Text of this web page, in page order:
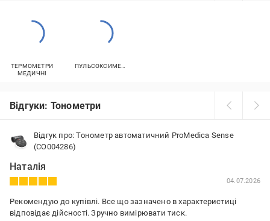
ТЕРМОМЕТРИ
МЕДИЧНІ
Відгуки: Тонометри
Відгук про: Тонометр автоматичний ProMedica Sense
(CO004286)
Наталія
04.07.2026
Рекомендую до купівлі. Все що зазначено в характеристиці
відповідає дійсності. Зручно вимірювати тиск.